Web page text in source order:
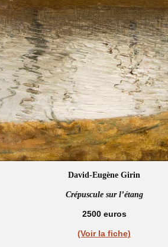
David-Eugène Girin
Crépuscule sur l’étang
2500 euros
(Voir la fiche)